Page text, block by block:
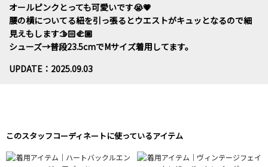
オールピンクとっても可愛いです😭💗
腰の横についてる紐を引っ張るとウエストがキュッとなるので細
見えもします🫱🏻‍🫲🏽
シューズ→普段23.5cmでMサイズ着用してます。
UPDATE：2025.09.03
このスタッフコーディネートに使っているアイテム